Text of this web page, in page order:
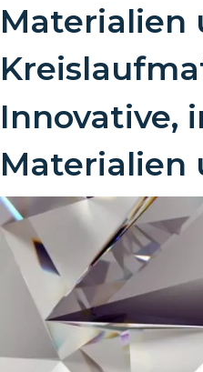
Materialien
Innovative,
Materialien